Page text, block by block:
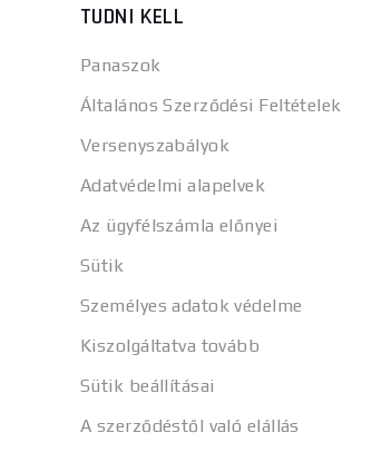
TUDNI KELL
Panaszok
Általános Szerződési Feltételek
Versenyszabályok
Adatvédelmi alapelvek
Az ügyfélszámla előnyei
Sütik
Személyes adatok védelme
Kiszolgáltatva tovább
Sütik beállításai
A szerződéstől való elállás